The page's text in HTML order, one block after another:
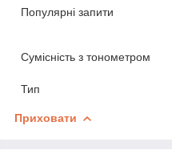
Популярні запити
Сумісність з тонометром
Тип
Приховати